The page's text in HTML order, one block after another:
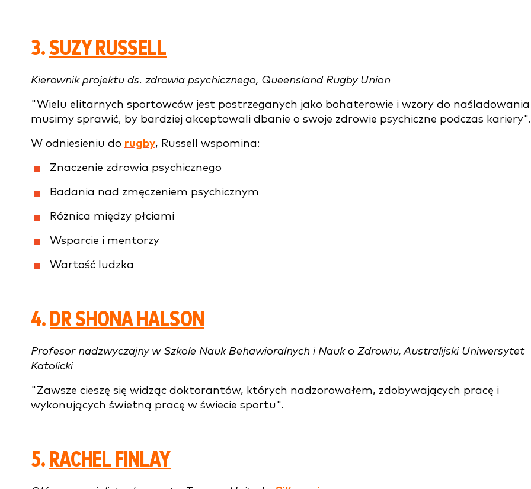
3.SUZY RUSSELL
Kierownik projektu ds. zdrowia psychicznego, Queensland Rugby Union
"Wielu elitarnych sportowców jest postrzeganych jako bohaterowie i wzory do
musimy sprawić, by bardziej akceptowali dbanie o swoje zdrowie psychiczne podczas
W odniesieniu do rugby, Russell wspomina:
Znaczenie zdrowia psychicznego
Badania nad zmęczeniem psychicznym
Różnica między płciami
Wsparcie i mentorzy
Wartość ludzka
4. DR SHONA HALSON
Profesor nadzwyczajny w Szkole Nauk Behawioralnych i Nauk o Zdrowiu, Australijski Uniwersytet
Katolicki
"Zawsze cieszę się widząc doktorantów, których nadzorowałem, zdobywających pracę i
wykonujących świetną pracę w świecie sportu".
5. RACHEL FINLAY